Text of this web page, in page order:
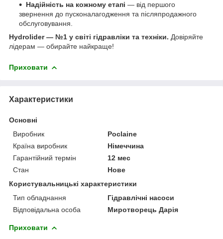
Надійність на кожному етапі — від першого
звернення до пусконалагодження та післяпродажного
обслуговування.
Hydrolider — №1 у світі гідравліки та техніки. Довіряйте
лідерам — обирайте найкраще!
Приховати
Характеристики
Основні
Виробник
Poclaine
Країна виробник
Німеччина
Гарантійний термін
12 мес
Стан
Нове
Користувальницькі характеристики
Тип обладнання
Гідравлічні насоси
Відповідальна особа
Миротворець Дарія
Приховати